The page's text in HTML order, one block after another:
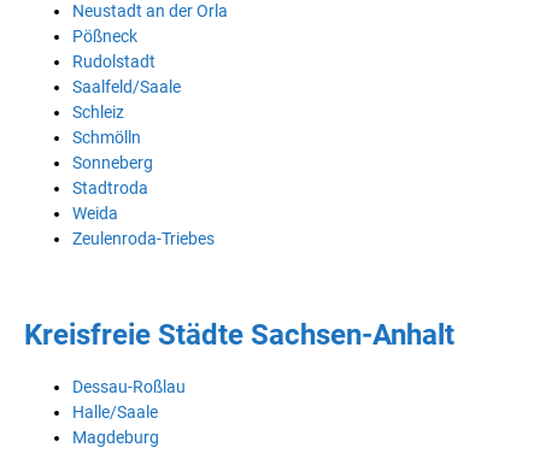
Neustadt an der Orla
Pößneck
Rudolstadt
Saalfeld/Saale
Schleiz
Schmölln
Sonneberg
Stadtroda
Weida
Zeulenroda-Triebes
Kreisfreie Städte Sachsen-Anhalt
Dessau-Roßlau
Halle/Saale
Magdeburg